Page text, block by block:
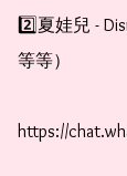
2️⃣夏娃兒 -
等等）
https://